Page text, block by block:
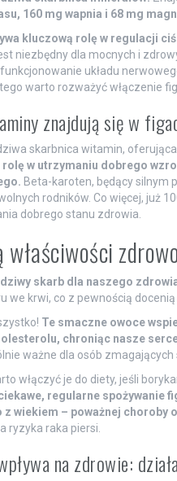
160 mg wapnia i 68 mg
kluczową rolę w regulacji
niezbędny dla mocnych i
układu
warto rozważyć włączenie
znajdują się w
skarbnica witamin,
w utrzymaniu dobrego
Beta-karoten, będący silnym
rodników. Co więcej, już
dobrego stanu zdrowia.
właściwości
skarb dla naszego
we krwi, co z pewnością
Te smaczne owoce
chroniąc nasze
ważne dla osób zmagających
włączyć je do diety, jeśli
regularne spożywanie
z wiekiem – poważnej choroby
ryzyka raka piersi.
na zdrowie: